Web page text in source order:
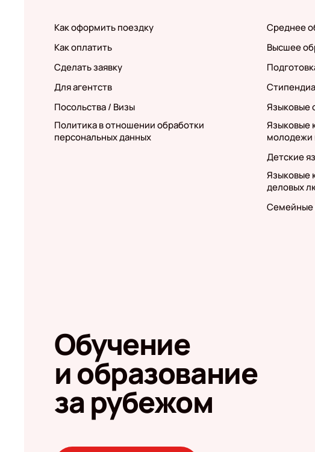
Как оформить поездку
Как оплатить
Сделать заявку
Для агентств
Посольства / Визы
Политика в отношении обработки
персональных данных
Среднее
Высшее
Языковые
Языковые
молодежи
Детские
Языковые
деловых
Семейные
Обучение
и образование
за рубежом